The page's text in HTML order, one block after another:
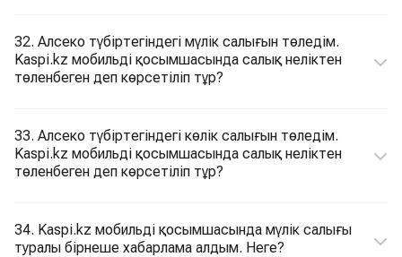
32. Алсеко түбіртегіндегі мүлік салығын төледім.
Kaspi.kz мобильді қосымшасында салық неліктен
төленбеген деп көрсетіліп тұр?
33. Алсеко түбіртегіндегі көлік салығын төледім.
Kaspi.kz мобильді қосымшасында салық неліктен
төленбеген деп көрсетіліп тұр?
34. Kaspi.kz мобильді қосымшасында мүлік салығы
туралы бірнеше хабарлама алдым. Неге?